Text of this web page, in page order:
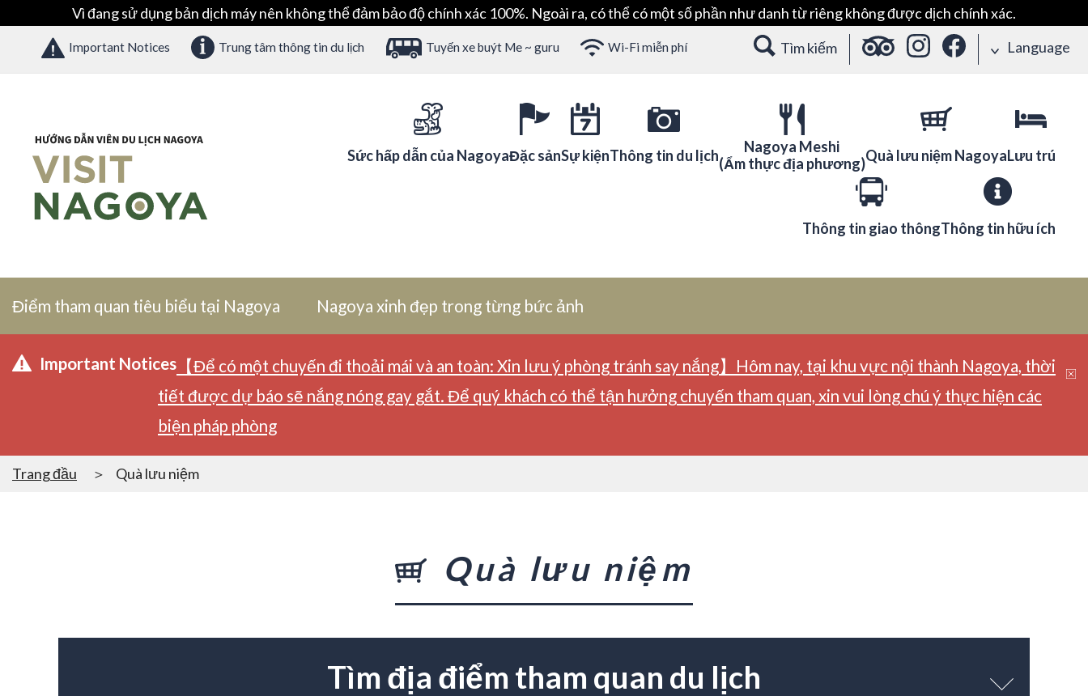
Vì đang sử dụng bản dịch máy nên không thể đảm bảo độ chính xác 100%. Ngoài ra, có thể có một số phần như danh từ riêng không được dịch chính xác.
Important Notices Trung tâm thông tin du lịch Tuyến xe buýt Me ~ guru Wi-Fi miễn phí Tìm kiếm Language
Sức hấp dẫn của NagoyaĐặc sảnSự kiệnThông tin du lịch
Nagoya Meshi
(Ẩm thực địa phương)Quà lưu niệm NagoyaLưu trú
Thông tin giao thôngThông tin hữu ích
Điểm tham quan tiêu biểu tại Nagoya Nagoya xinh đẹp trong từng bức ảnh
Important Notices 【Để có một chuyến đi thoải mái và an toàn: Xin lưu ý phòng tránh say nắng】Hôm nay, tại khu vực nội thành Nagoya, thời
tiết được dự báo sẽ nắng nóng gay gắt. Để quý khách có thể tận hưởng chuyến tham quan, xin vui lòng chú ý thực hiện các
biện pháp phòng
Trang đầu Quà lưu niệm
Quà lưu niệm
Tìm địa điểm tham quan du lịch